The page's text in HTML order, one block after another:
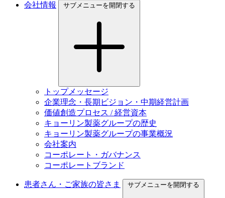
会社情報 サブメニューを開閉する
トップメッセージ
企業理念・長期ビジョン・中期経営計画
価値創造プロセス / 経営資本
キョーリン製薬グループの歴史
キョーリン製薬グループの事業概況
会社案内
コーポレート・ガバナンス
コーポレートブランド
患者さん・ご家族の皆さま サブメニューを開閉する